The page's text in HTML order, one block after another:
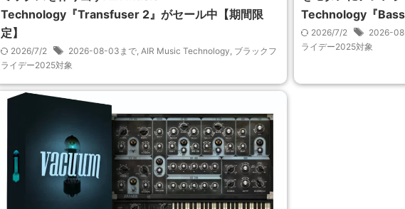
Technology『Transfuser 2』がセール中【期間限
定】
2026/7/2 2026-08-03まで,AIR Music Technology, ブラックフ
ライデー2025対象
Technology『
2026/7/2 2026-
ライデー2025対象